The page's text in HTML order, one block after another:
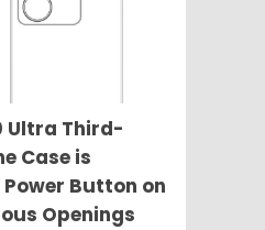
Ultra Third-
Case is
Power Button on
Openings